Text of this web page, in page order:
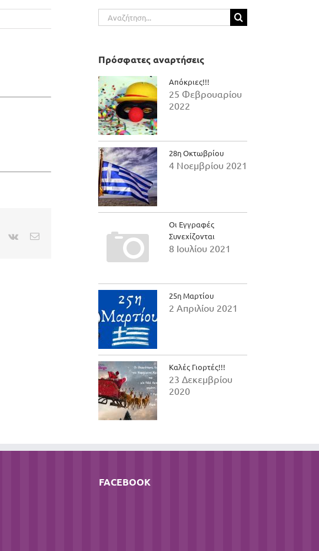
Pinterest
Vk Email
Αναζήτηση
για:
Πρόσφατες αναρτήσεις
Απόκριες!!!
25 Φεβρουαρίου
2022
28η Οκτωβρίου
4 Νοεμβρίου 2021
Οι Εγγραφές
Συνεχίζονται
8 Ιουλίου 2021
25η Μαρτίου
2 Απριλίου 2021
Καλές Γιορτές!!!
23 Δεκεμβρίου
2020
FACEBOOK